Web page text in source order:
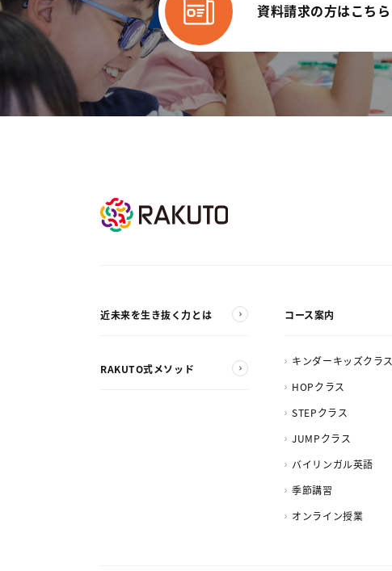
資料請求の方はこちら
近未来を生き抜く力とは
RAKUTO式メソッド
コース案内
キンダーキッズクラス
HOPクラス
STEPクラス
JUMPクラス
バイリンガル英語
季節講習
オンライン授業